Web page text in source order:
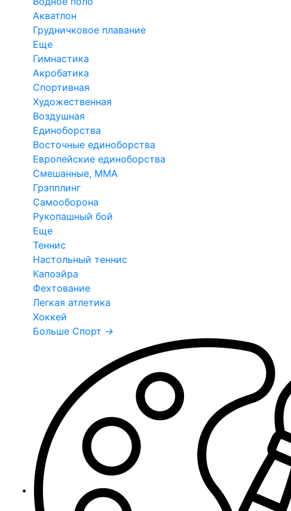
Акватлон
Грудничковое плавание
Еще
Гимнастика
Акробатика
Спортивная
Художественная
Воздушная
Единоборства
Восточные единоборства
Европейские единоборства
Смешанные, ММА
Грэпплинг
Самооборона
Рукопашный бой
Еще
Теннис
Настольный теннис
Капоэйра
Фехтование
Легкая атлетика
Хоккей
Больше Спорт →